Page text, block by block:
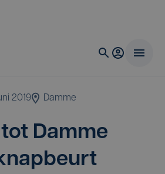
2019 Damme
Dam­me